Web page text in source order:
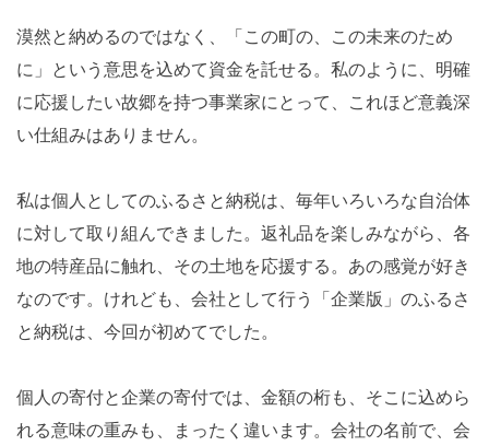
漠然と納めるのではなく、「この町の、この未来のため
に」という意思を込めて資金を託せる。私のように、明確
に応援したい故郷を持つ事業家にとって、これほど意義深
い仕組みはありません。
私は個人としてのふるさと納税は、毎年いろいろな自治体
に対して取り組んできました。返礼品を楽しみながら、各
地の特産品に触れ、その土地を応援する。あの感覚が好き
なのです。けれども、会社として行う「企業版」のふるさ
と納税は、今回が初めてでした。
個人の寄付と企業の寄付では、金額の桁も、そこに込めら
れる意味の重みも、まったく違います。会社の名前で、会